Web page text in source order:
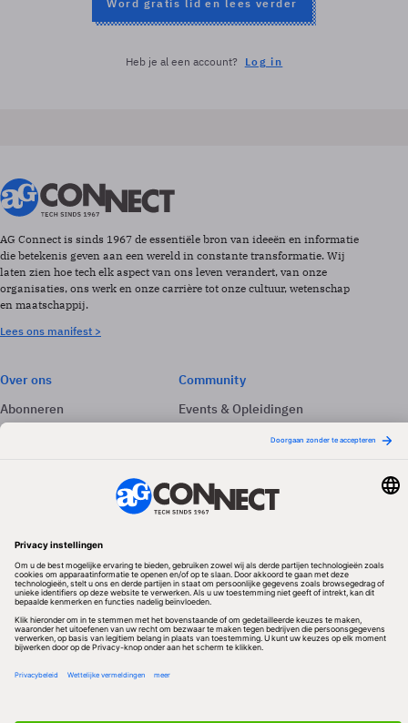
Word gratis lid en lees verder
Heb je al een account? Log in
AG Connect is sinds 1967 de essentiële bron van ideeën en informatie
die betekenis geven aan een wereld in constante transformatie. Wij
laten zien hoe tech elk aspect van ons leven verandert, van onze
organisaties, ons werk en onze carrière tot onze cultuur, wetenschap
en maatschappij.
Lees ons manifest >
Over ons
Abonneren
Adverteren
Community
Events & Opleidingen
Volg ons
Redactionele partner
Algemene Voorwaarden & Copyrights